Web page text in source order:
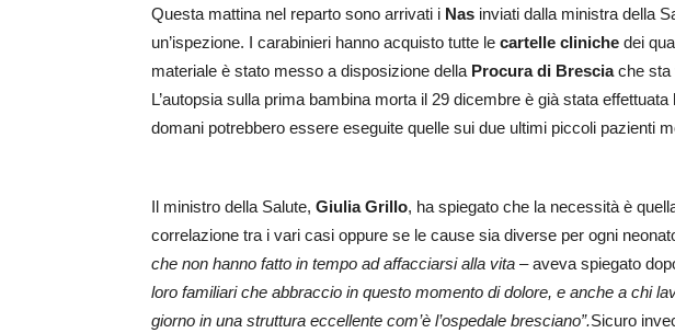
Questa mattina nel reparto sono arrivati i Nas inviati dalla ministra della
un’ispezione. I carabinieri hanno acquisto tutte le cartelle cliniche dei
materiale è stato messo a disposizione della Procura di Bresciache sta
L’autopsia sulla prima bambina morta il 29 dicembre è già stata effettuata
domani potrebbero essere eseguite quelle sui due ultimi piccoli pazienti
Il ministro della Salute, Giulia Grillo, ha spiegato che la necessità è
correlazione tra i vari casi oppure se le cause sia diverse per ogni
che non hanno fatto in tempo ad affacciarsi alla vita – aveva spiegato
loro familiari che abbraccio in questo momento di dolore, e anche a chi
giorno in una struttura eccellente com’è l’ospedale bresciano”.Sicuro